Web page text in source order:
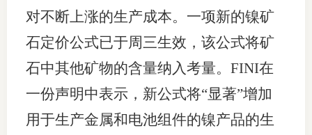
对不断上涨的生产成本。一项新的镍矿
石定价公式已于周三生效，该公式将矿
石中其他矿物的含量纳入考量。FINI在
一份声明中表示，新公式将“显著”增加
用于生产金属和电池组件的镍产品的生